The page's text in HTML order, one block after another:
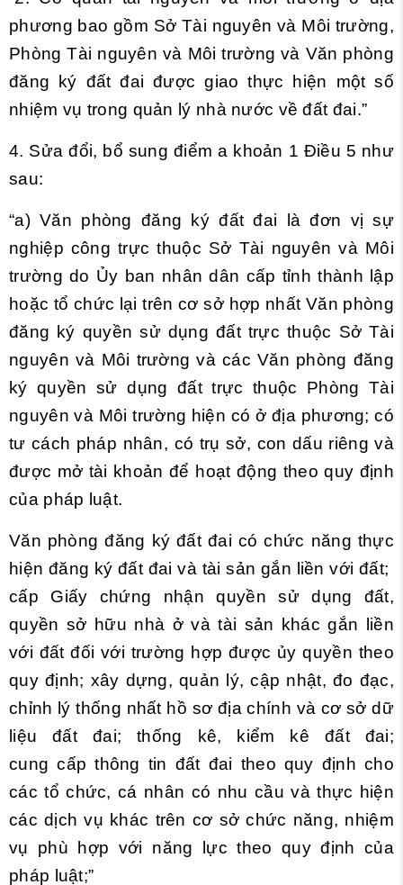
phương bao gồm Sở Tài nguyên và Môi trường,
Phòng Tài nguyên và Môi trường và Văn phòng
đăng ký đất đai được giao thực hiện một số
nhiệm vụ trong quản lý nhà nước về đất đai.”
4. Sửa đổi, bổ sung điểm a khoản 1 Điều 5 như
sau:
“a) Văn phòng đăng ký đất đai là đơn vị sự
nghiệp công trực thuộc Sở Tài nguyên và Môi
trường do Ủy ban nhân dân cấp tỉnh thành lập
hoặc tổ chức lại trên cơ sở hợp nhất Văn phòng
đăng ký quyền sử dụng đất trực thuộc Sở Tài
nguyên và Môi trường và các Văn phòng đăng
ký quyền sử dụng đất trực thuộc Phòng Tài
nguyên và Môi trường hiện có ở địa phương; có
tư cách pháp nhân, có trụ sở, con dấu riêng và
được mở tài khoản để hoạt động theo quy định
của pháp luật.
Văn phòng đăng ký đất đai có chức năng thực
hiện đăng ký đất đai và tài sản gắn liền với đất;
cấp Giấy chứng nhận quyền sử dụng đất,
quyền sở hữu nhà ở và tài sản khác gắn liền
với đất đối với trường hợp được ủy quyền theo
quy định; xây dựng, quản lý, cập nhật, đo đạc,
chỉnh lý thống nhất hồ sơ địa chính và cơ sở dữ
liệu đất đai; thống kê, kiểm kê đất đai;
cung cấp thông tin đất đai theo quy định cho
các tổ chức, cá nhân có nhu cầu và thực hiện
các dịch vụ khác trên cơ sở chức năng, nhiệm
vụ phù hợp với năng lực theo quy định của
pháp luật;”